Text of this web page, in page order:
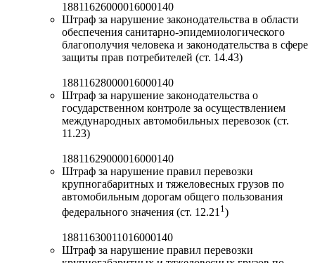
18811626000016000140
Штраф за нарушение законодательства в области
обеспечения санитарно-эпидемиологического
благополучия человека и законодательства в сфере
защиты прав потребителей (ст. 14.43)
18811628000016000140
Штраф за нарушение законодательства о
государственном контроле за осуществлением
международных автомобильных перевозок (ст.
11.23)
18811629000016000140
Штраф за нарушение правил перевозки
крупногабаритных и тяжеловесных грузов по
автомобильным дорогам общего пользования
федерального значения (ст. 12.21 1)
18811630011016000140
Штраф за нарушение правил перевозки